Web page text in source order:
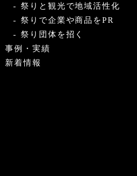
祭りと観光で地域活性化
祭りで企業や商品をPR
祭り団体を招く
事例・実績
新着情報